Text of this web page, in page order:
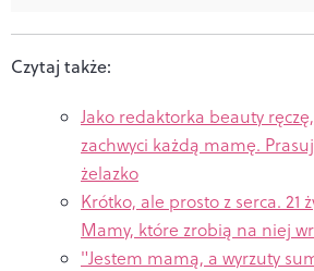
Czytaj także:
Jako redaktorka beauty
zachwyci każdą mamę.
żelazko
Krótko, ale prosto z serca. 21
Mamy, które zrobią na niej
"Jestem mamą, a wyrzuty